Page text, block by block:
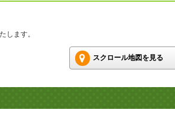
します。
スクロール地図を見る